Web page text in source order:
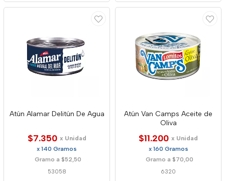
Atún Alamar Delitún De Agua
$7.350 x Unidad
x 140 Gramos
Gramo a $52,50
53058
Atún Van Camps Aceite de
Oliva
$11.200 x Unidad
x 160 Gramos
Gramo a $70,00
6320